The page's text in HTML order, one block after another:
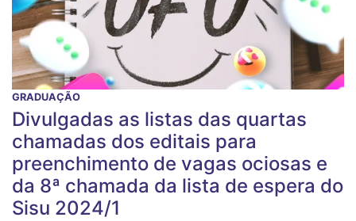
GRADUAÇÃO
Divulgadas as listas das quartas
chamadas dos editais para
preenchimento de vagas ociosas e
da 8ª chamada da lista de espera do
Sisu 2024/1